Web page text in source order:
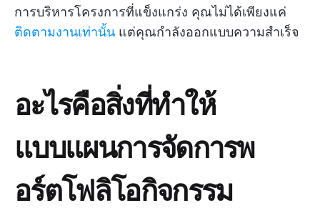
การบริหารโครงการที่แข็งแกร่ง คุณไม่ได้เพียงแค่
ติดตามงานเท่านั้น แต่คุณกำลังออกแบบความสำเร็จ
อะไรคือสิ่งที่ทำให้
แบบแผนการจัดการพ
อร์ตโฟลิโอกิจกรรม